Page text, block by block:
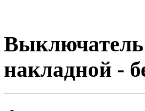
накладной -